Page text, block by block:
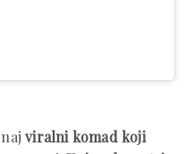
viralni komad koji